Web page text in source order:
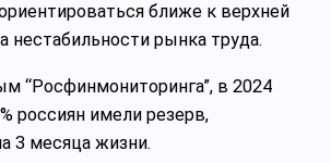
ближе к верхней
нестабильности рынка труда.
“Росфинмониторинга”, в 2024
россиян имели резерв,
3 месяца жизни.